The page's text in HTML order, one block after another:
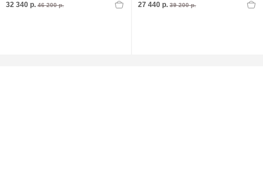
32 340 р. 46 200 р. 27 440 р. 39 200 р.